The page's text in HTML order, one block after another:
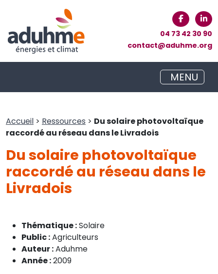
04 73 42 30 90
contact@aduhme.org
MENU
Accueil > Ressources > Du solaire photovoltaïque
raccordé au réseau dans le Livradois
Du solaire photovoltaïque
raccordé au réseau dans le
Livradois
Thématique :Solaire
Public :Agriculteurs
Auteur :Aduhme
Année :2009